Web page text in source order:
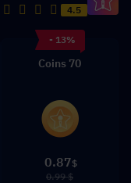
4.5
- 13%
70 Coins
$
0.87
$ 0.99